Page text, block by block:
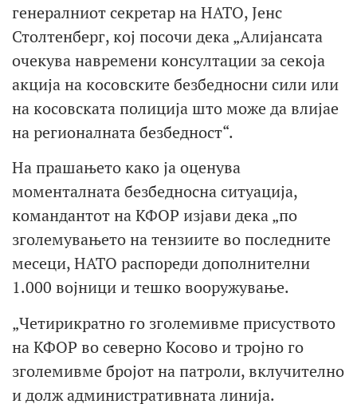
генералниот секретар на НАТО, Јенс
Столтенберг, кој посочи дека „Алијансата
очекува навремени консултации за секоја
акција на косовските безбедносни сили или
на косовската полиција што може да влијае
на регионалната безбедност“.
На прашањето како ја оценува
моменталната безбедносна ситуација,
командантот на КФОР изјави дека „по
зголемувањето на тензиите во последните
месеци, НАТО распореди дополнителни
1.000 војници и тешко вооружување.
„Четирикратно го зголемивме присуството
на КФОР во северно Косово и тројно го
зголемивме бројот на патроли, вклучително
и долж административната линија.